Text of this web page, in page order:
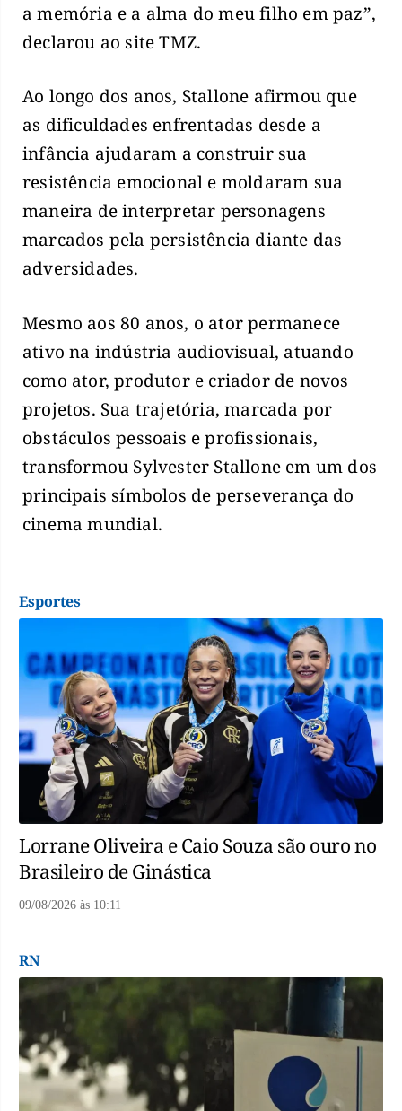
a memória e a alma do meu filho em paz”,
declarou ao site TMZ.
Ao longo dos anos, Stallone afirmou que
as dificuldades enfrentadas desde a
infância ajudaram a construir sua
resistência emocional e moldaram sua
maneira de interpretar personagens
marcados pela persistência diante das
adversidades.
Mesmo aos 80 anos, o ator permanece
ativo na indústria audiovisual, atuando
como ator, produtor e criador de novos
projetos. Sua trajetória, marcada por
obstáculos pessoais e profissionais,
transformou Sylvester Stallone em um dos
principais símbolos de perseverança do
cinema mundial.
Esportes
Lorrane Oliveira e Caio Souza são ouro no
Brasileiro de Ginástica
09/08/2026 às 10:11
RN